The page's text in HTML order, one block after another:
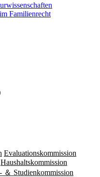
Familienrecht
Evaluationskommission
Haushaltskommission
＆ Studienkommission